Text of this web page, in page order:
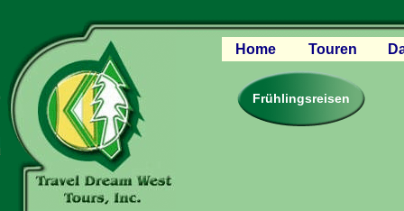
Home
Touren
Canyon Region
Rocky
Pazifischer
Frühlingsreisen